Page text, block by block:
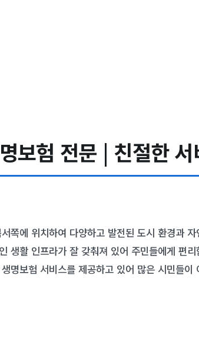
보험 전문 | 친절한
쪽에 위치하여 다양하고 발전된 도시 환경과
생활 인프라가 잘 갖춰져 있어 주민들에게 편
명보험 서비스를 제공하고 있어 많은 시민들이